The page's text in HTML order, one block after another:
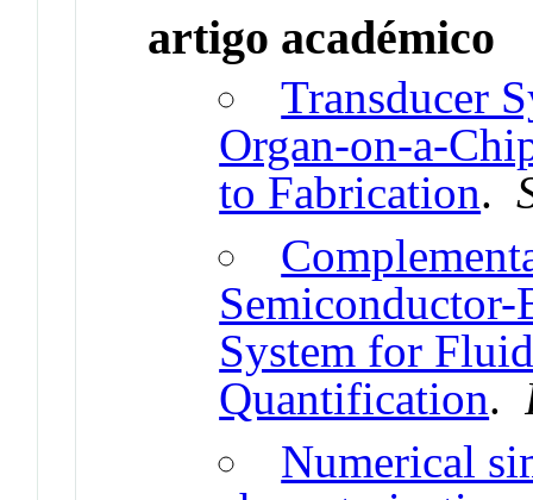
artigo académico
Transducer
Organ-on-a-
to Fabrication.
System for
Quantification.
Numerical